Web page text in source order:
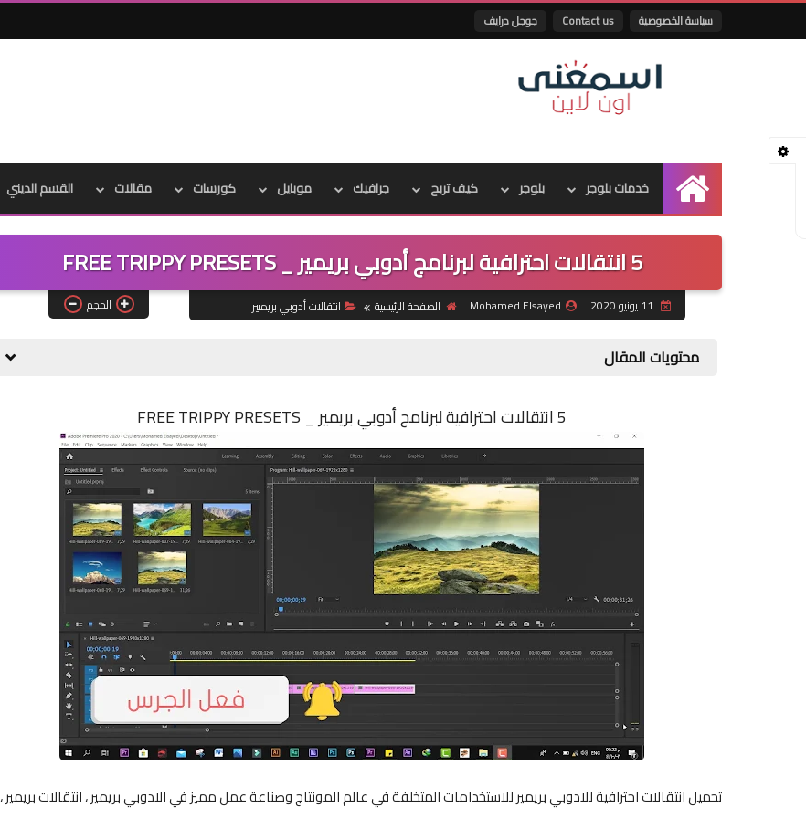
سياسة الخصوصية Contact us جوجل درايف
الرئيسية
خدمات بلوجر بلوجر كيف تربح جرافيك موبايل كورسات مقالات القسم الديني
5 انتقالات احترافية لبرنامج أدوبي بريمير _ FREE TRIPPY PRESETS
Mohamed Elsayed الصفحة الرئيسية انتقالات أدوبي بريميير الحجم
محتويات المقال
5 انتقالات احترافية لبرنامج أدوبي بريمير _ FREE TRIPPY PRESETS
تحميل انتقالات احترافية للادوبي بريمير للاستخدامات المتخلفة في عالم المونتاج وصناعة عمل مميز في الادوبي بريمير ، انتقالات بريمير ،